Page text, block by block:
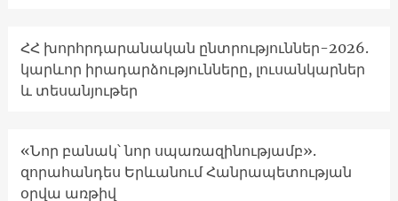
ՀՀ խորհրդարանական ընտրություններ-2026.
կարևոր իրադարձությունները, լուսանկարներ
և տեսանյութեր
«Նոր բանակ՝ նոր սպառազինությամբ».
զորահանդես Երևանում Հանրապետության
օրվա առթիվ